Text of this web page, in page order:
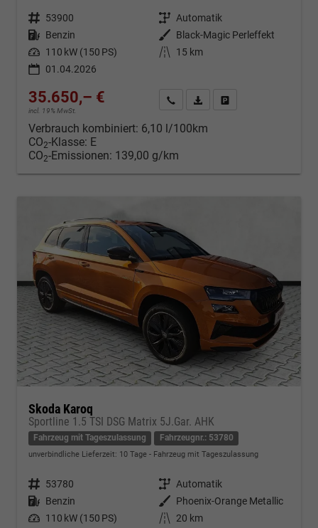
Fahrzeugnr. 53900 Getriebe Automatik
Kraftstoff Benzin Außenfarbe
Black-Magic Perleffekt
Leistung 110 kW (150 PS) Kilometerstand
15 km
01.04.2026
35.650,– €
incl. 19% MwSt.
Kontakt & Angebot anfordern
PDF-Datei, Fahrzeugexposé
Verbrauch kombiniert: 6,10 l/100km
CO2-Klasse: E
CO2-Emissionen: 139,00 g/km
Skoda Karoq
Sportline 1.5 TSI DSG Matrix 5J.Gar. AHK
Fahrzeug mit Tageszulassung Fahrzeugnr.: 53780
unverbindliche Lieferzeit: 10 Tage Fahrzeug mit Tageszulassung
Fahrzeugnr. 53780 Getriebe Automatik
Kraftstoff Benzin Außenfarbe Phoenix-Orange Metallic
Leistung 110 kW (150 PS) Kilometerstand
20 km